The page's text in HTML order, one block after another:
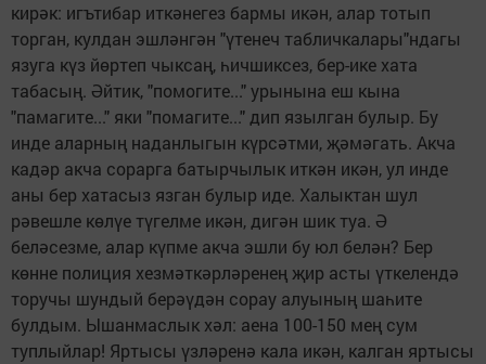
кирәк: игътибар иткәнегез бармы икән, алар тотып
торган, кулдан эшләнгән "үтенеч табличкалары"ндагы
язуга күз йөртеп чыксаң, һичшиксез, бер-ике хата
табасың. Әйтик, "помогите..." урынына еш кына
"памагите..." яки "помагите..." дип язылган булыр. Бу
инде аларның наданлыгын күрсәтми, җәмәгать. Акча
кадәр акча сорарга батырчылык иткән икән, ул инде
аны бер хатасыз язган булыр иде. Халыктан шул
рәвешле көлүе түгелме икән, дигән шик туа. Ә
беләсезме, алар күпме акча эшли бу юл белән? Бер
көнне полиция хезмәткәрләренең җир асты үткелендә
торучы шундый берәүдән сорау алуының шаһите
булдым. Ышанмаслык хәл: аена 100-150 мең сум
туплыйлар! Яртысы үзләренә кала икән, калган яртысы